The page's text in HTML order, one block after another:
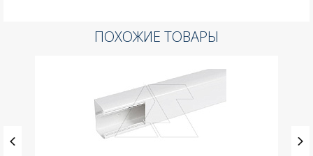
ПОХОЖИЕ ТОВАРЫ